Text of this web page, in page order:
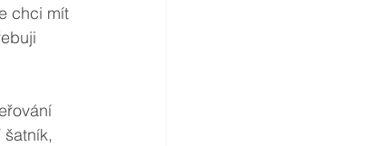
chci mít